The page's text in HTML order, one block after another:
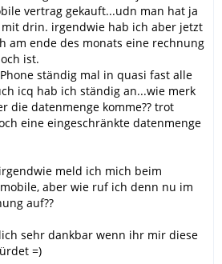
vertrag gekauft...udn man hat ja
drin. irgendwie hab ich aber jetzt
am ende des monats eine rechnung
ist.
ständig mal in quasi fast alle
icq hab ich ständig an...wie merk
die datenmenge komme?? trot
eine eingeschränkte datenmenge
meld ich mich beim
aber wie ruf ich denn nu im
auf??
sehr dankbar wenn ihr mir diese
=)